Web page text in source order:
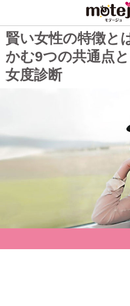
賢い女性の特徴と
かむ9つの共通点
女度診断